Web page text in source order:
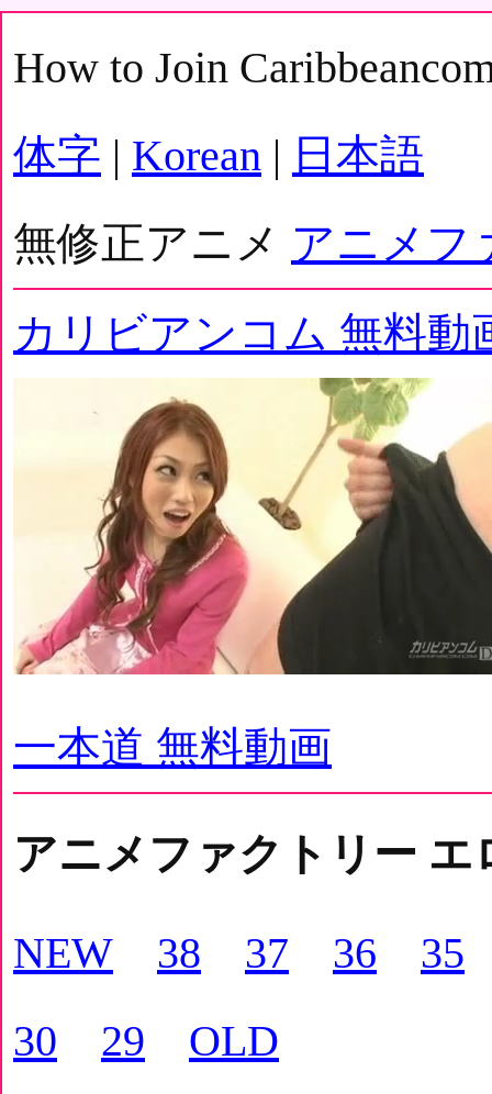
How to Join
体字 | Korean | 日本語
無修正アニメ アニメフ
カリビアンコム 無料動
一本道 無料動画
アニメファクトリー
NEW
38 37 36
35
30
29 OLD